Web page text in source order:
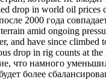
drop in world oil prices
2000 года
amid ongoing
and have since climbed
drop in rig counts at
что намного
более